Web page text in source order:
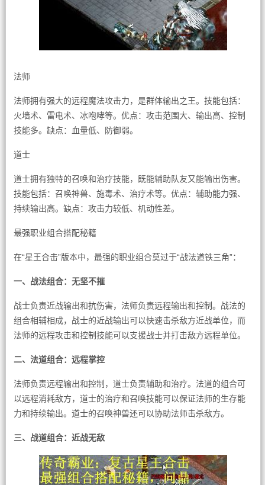
法师
法师拥有强大的远程魔法攻击力，是群体输出之王。技能包括：
火墙术、雷电术、冰咆哮等。优点：攻击范围大、输出高、控制
技能多。缺点：血量低、防御弱。
道士
道士拥有独特的召唤和治疗技能，既能辅助队友又能输出伤害。
技能包括：召唤神兽、施毒术、治疗术等。优点：辅助能力强、
持续输出高。缺点：攻击力较低、机动性差。
最强职业组合搭配秘籍
在“星王合击”版本中，最强的职业组合莫过于“战法道铁三角”：
一、战法组合：无坚不摧
战士负责近战输出和抗伤害，法师负责远程输出和控制。战法的
组合相辅相成，战士的近战输出可以快速击杀敌方近战单位，而
法师的远程攻击和控制技能可以支援战士并打击敌方远程单位。
二、法道组合：远程掌控
法师负责远程输出和控制，道士负责辅助和治疗。法道的组合可
以远程消耗敌方，道士的治疗和召唤技能可以保证法师的生存能
力和持续输出。道士的召唤神兽还可以协助法师击杀敌方。
三、战道组合：近战无敌